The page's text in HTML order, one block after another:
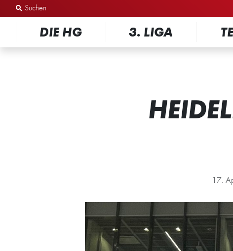
Zum Inhalt springen
DIE HG 3. LIGA
17.